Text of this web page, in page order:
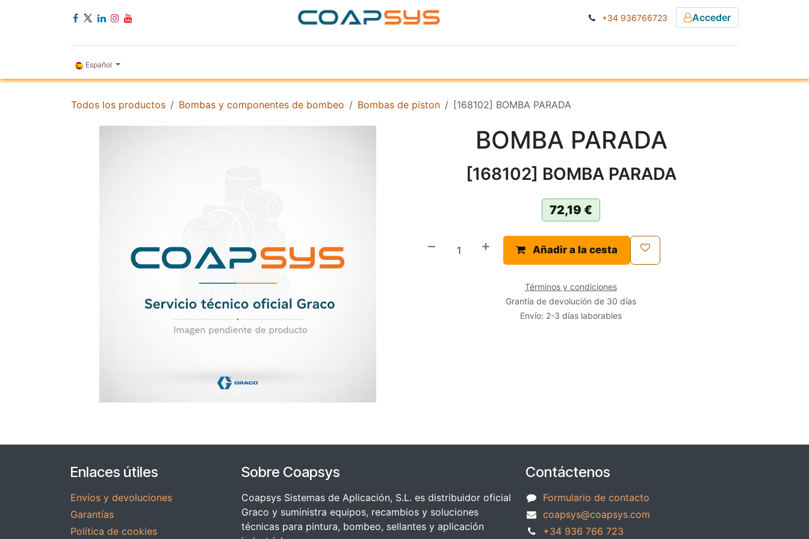
+34 936766723 Acceder
Español
Todos los productos Bombas y componentes de bombeo Bombas de piston [168102] BOMBA PARADA
BOMBA PARADA
[168102] BOMBA PARADA
72,19 €
Añadir a la cesta
Términos y condiciones
Grantía de devolución de 30 días
Envío: 2-3 días laborables
Enlaces útiles
Envíos y devoluciones
Garantías
Política de cookies
Sobre Coapsys
Coapsys Sistemas de Aplicación, S.L. es distribuidor oficial
Graco y suministra equipos, recambios y soluciones
técnicas para pintura, bombeo, sellantes y aplicación
Contáctenos
Formulario de contacto
coapsys@coapsys.com
+34 936 766 723